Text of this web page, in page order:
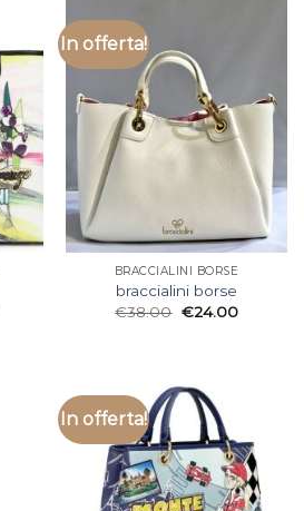
In offerta!
BRACCIALINI BORSE
braccialini borse
€38.00 €24.00
In offerta!